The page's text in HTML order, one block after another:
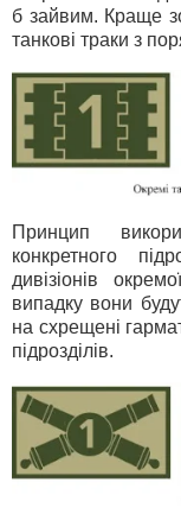
б зайвим. Краще
танкові траки з
Принцип
конкретного
дивізіонів
випадку вони
на схрещені
підрозділів.